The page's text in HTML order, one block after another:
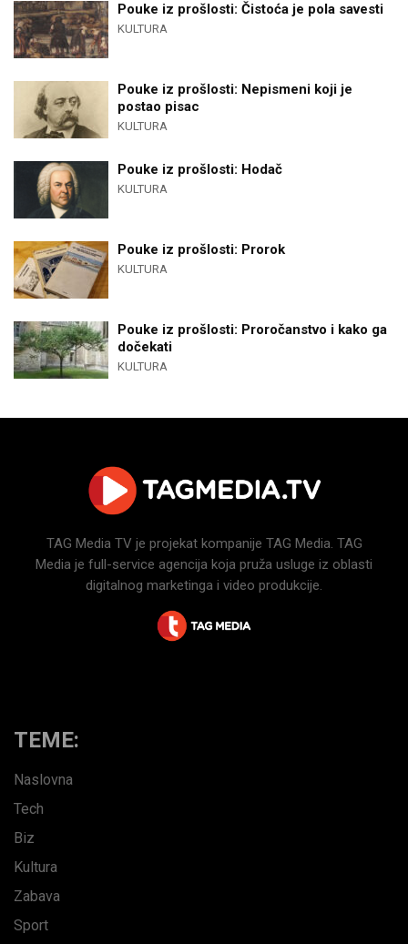
Pouke iz prošlosti: Čistoća je pola savesti
KULTURA
Pouke iz prošlosti: Nepismeni koji je
postao pisac
KULTURA
Pouke iz prošlosti: Hodač
KULTURA
Pouke iz prošlosti: Prorok
KULTURA
Pouke iz prošlosti: Proročanstvo i kako ga
dočekati
KULTURA
TAG Media TV je projekat kompanije TAG Media. TAG
Media je full-service agencija koja pruža usluge iz oblasti
digitalnog marketinga i video produkcije.
TEME:
Naslovna
Tech
Biz
Kultura
Zabava
Sport